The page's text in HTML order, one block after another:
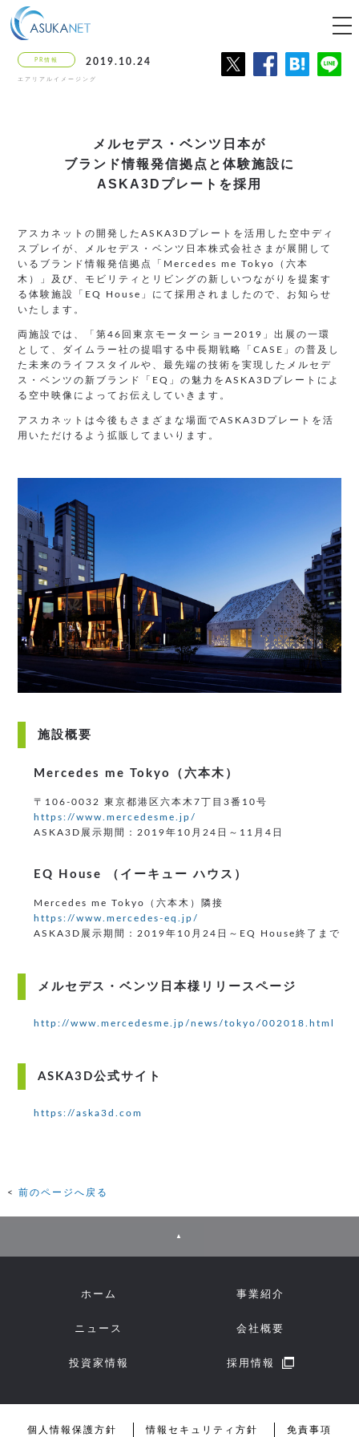
PR情報 2019.10.24
エアリアルイメージング
メルセデス・ベンツ日本が
ブランド情報発信拠点と体験施設に
ASKA3Dプレートを採用
アスカネットの開発したASKA3Dプレートを活用した空中ディ
スプレイが、メルセデス・ベンツ日本株式会社さまが展開して
いるブランド情報発信拠点「Mercedes me Tokyo（六本
木）」及び、モビリティとリビングの新しいつながりを提案す
る体験施設「EQ House」にて採用されましたので、お知らせ
いたします。
両施設では、「第46回東京モーターショー2019」出展の一環
として、ダイムラー社の提唱する中長期戦略「CASE」の普及し
た未来のライフスタイルや、最先端の技術を実現したメルセデ
ス・ベンツの新ブランド「EQ」の魅力をASKA3Dプレートによ
る空中映像によってお伝えしていきます。
アスカネットは今後もさまざまな場面でASKA3Dプレートを活
用いただけるよう拡販してまいります。
施設概要
Mercedes me Tokyo（六本木）
〒106-0032 東京都港区六本木7丁目3番10号
https://www.mercedesme.jp/
ASKA3D展示期間：2019年10月24日～11月4日
EQ House （イーキュー ハウス）
Mercedes me Tokyo（六本木）隣接
https://www.mercedes-eq.jp/
ASKA3D展示期間：2019年10月24日～EQ House終了まで
メルセデス・ベンツ日本様リリースページ
http://www.mercedesme.jp/news/tokyo/002018.html
ASKA3D公式サイト
https://aska3d.com
前のページへ戻る
▲
ホーム 事業紹介
ニュース 会社概要
投資家情報 採用情報
個人情報保護方針 情報セキュリティ方針 免責事項